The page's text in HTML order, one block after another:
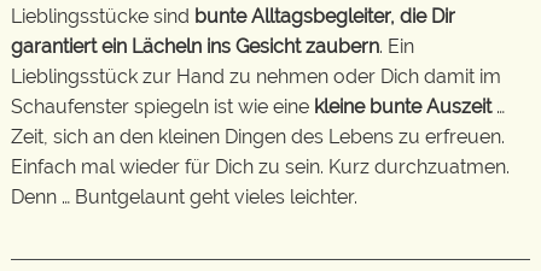
Lieblingsstücke sind bunte Alltagsbegleiter, die Dir
garantiert ein Lächeln ins Gesicht zaubern. Ein
Lieblingsstück zur Hand zu nehmen oder Dich damit im
Schaufenster spiegeln ist wie eine kleine bunte Auszeit…
Zeit, sich an den kleinen Dingen des Lebens zu erfreuen.
Einfach mal wieder für Dich zu sein. Kurz durchzuatmen.
Denn … Buntgelaunt geht vieles leichter.